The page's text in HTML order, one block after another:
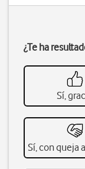
¿Te ha
Sí,
Sí, con queja